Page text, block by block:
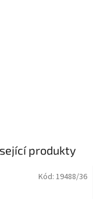
produkty
Kód: 19488/36